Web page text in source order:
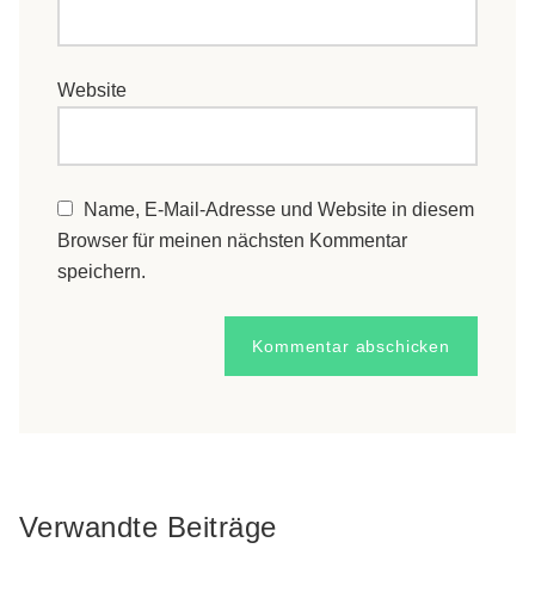
Website
Name, E-Mail-Adresse und Website in diesem
Browser für meinen nächsten Kommentar
speichern.
Verwandte Beiträge